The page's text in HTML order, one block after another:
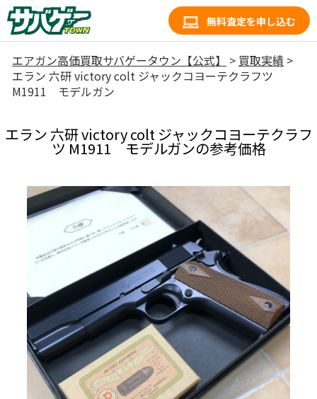
無料査定を申し込む
エアガン高価買取サバゲータウン【公式】 > 買取実績 >
エラン 六研 victory colt ジャックコヨーテクラフツ
M1911 モデルガン
エラン 六研 victory colt ジャックコヨーテクラフ
ツ M1911 モデルガンの参考価格